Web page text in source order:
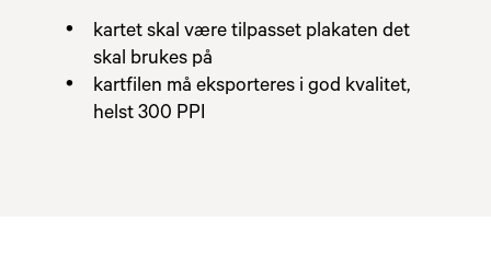
kartet skal være tilpasset plakaten det
skal brukes på
kartfilen må eksporteres i god kvalitet,
helst 300 PPI